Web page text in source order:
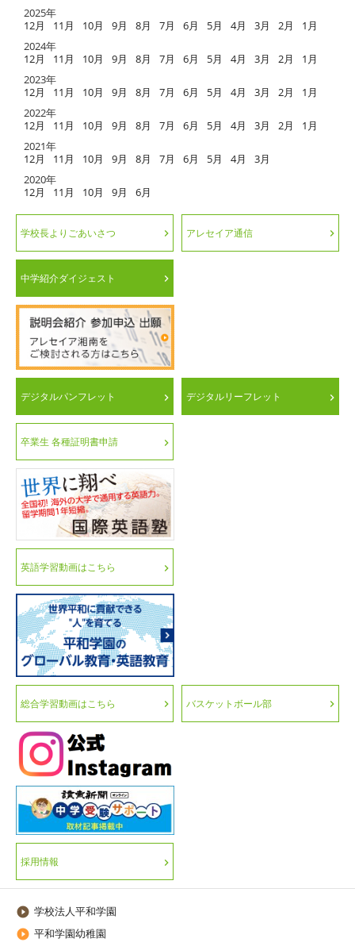
2025年
12月
11月 10月 9月 8月 7月 6月 5月 4月 3月 2月
1月
2024年
12月
11月 10月 9月 8月 7月 6月 5月 4月 3月 2月
1月
2023年
12月
11月 10月 9月 8月 7月 6月 5月 4月 3月 2月
1月
2022年
12月
11月 10月 9月 8月 7月 6月 5月 4月 3月 2月
1月
2021年
12月
11月 10月 9月 8月 7月 6月 5月 4月
3月
2020年
12月
11月 10月 9月 6月
学校長よりごあいさつ アレセイア通信
中学紹介ダイジェスト
デジタルパンフレット デジタルリーフレット
卒業生 各種証明書申請
英語学習動画はこちら
総合学習動画はこちら バスケットボール部
採用情報
 学校法人平和学園
 平和学園幼稚園